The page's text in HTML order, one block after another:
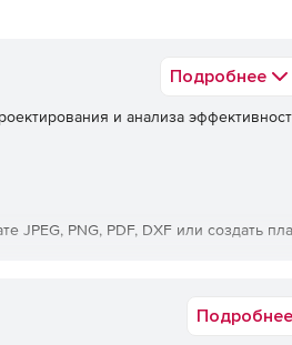
Подробнее
и анализа
JPEG, PNG, PDF, DXF или создать
Подробнее